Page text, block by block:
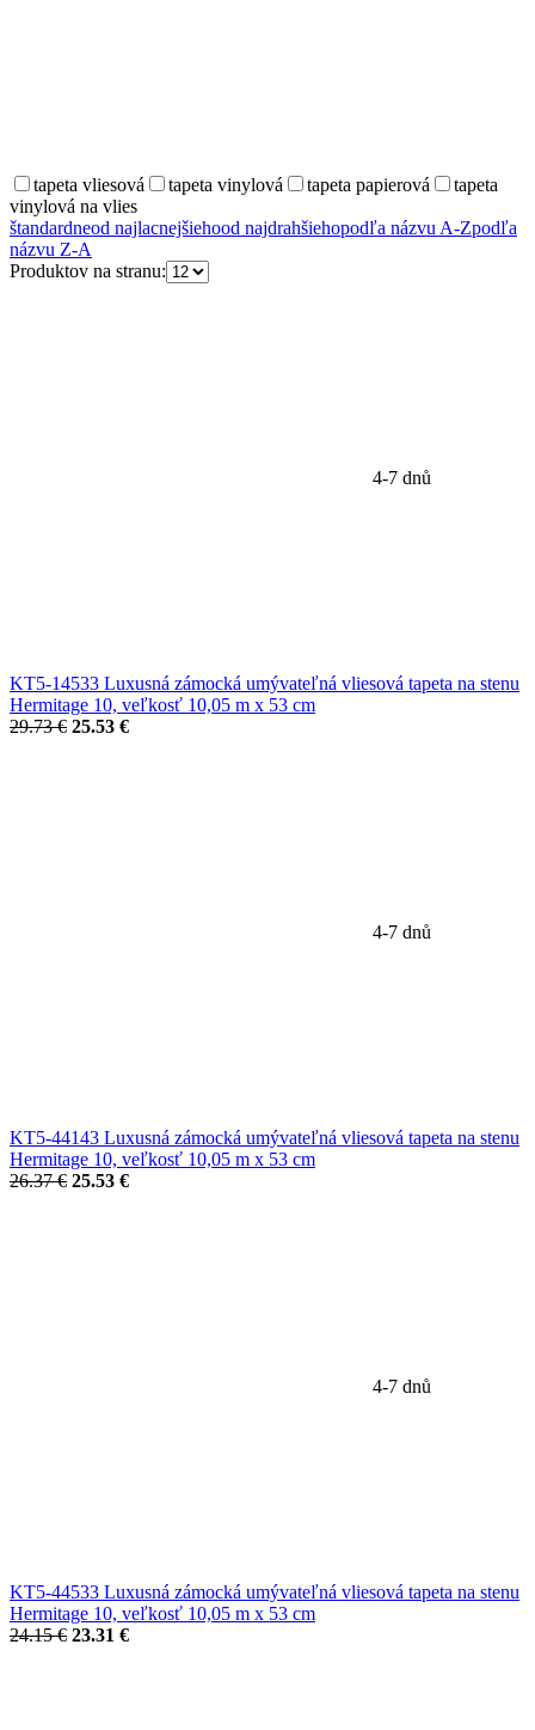
tapeta vliesová tapeta vinylová tapeta papierová
tapeta
vinylová na vlies
štandardneod najlacnejšiehood najdrahšiehopodľa názvu A-Zpodľa
názvu Z-A
Produktov na stranu:
4-7 dnů
KT5-14533 Luxusná zámocká umývateľná vliesová tapeta na stenu
Hermitage 10, veľkosť 10,05 m x 53 cm
29.73 € 25.53 €
4-7 dnů
KT5-44143 Luxusná zámocká umývateľná vliesová tapeta na stenu
Hermitage 10, veľkosť 10,05 m x 53 cm
26.37 € 25.53 €
4-7 dnů
KT5-44533 Luxusná zámocká umývateľná vliesová tapeta na stenu
Hermitage 10, veľkosť 10,05 m x 53 cm
24.15 € 23.31 €